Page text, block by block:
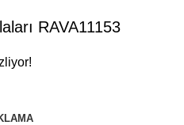
RAVA11153